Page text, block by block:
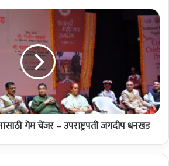
गेम चेंजर – उपराष्ट्रपती जगदीप धनखड